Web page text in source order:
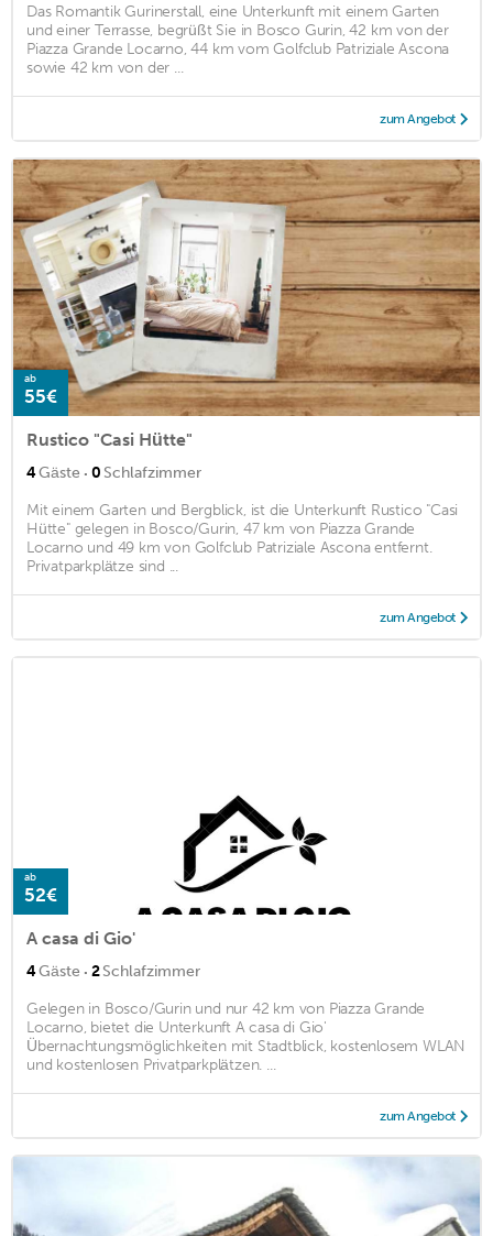
Das Romantik Gurinerstall, eine Unterkunft mit einem Garten
und einer Terrasse, begrüßt Sie in Bosco Gurin, 42 km von der
Piazza Grande Locarno, 44 km vom Golfclub Patriziale Ascona
sowie 42 km von der ...
zum Angebot
ab
55€
Rustico "Casi Hütte"
4Gäste · 0 Schlafzimmer
Mit einem Garten und Bergblick, ist die Unterkunft Rustico "Casi
Hütte" gelegen in Bosco/Gurin, 47 km von Piazza Grande
Locarno und 49 km von Golfclub Patriziale Ascona entfernt.
Privatparkplätze sind ...
zum Angebot
ab
52€
A casa di Gio'
4Gäste · 2Schlafzimmer
Gelegen in Bosco/Gurin und nur 42 km von Piazza Grande
Locarno, bietet die Unterkunft A casa di Gio'
Übernachtungsmöglichkeiten mit Stadtblick, kostenlosem WLAN
und kostenlosen Privatparkplätzen. ...
zum Angebot